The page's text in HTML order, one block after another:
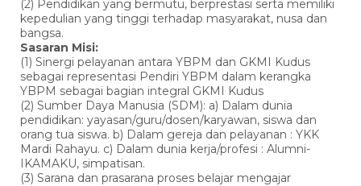
(2) Pendidikan yang bermutu, berprestasi serta memiliki
kepedulian yang tinggi terhadap masyarakat, nusa dan
bangsa.
Sasaran Misi:
(1) Sinergi pelayanan antara YBPM dan GKMI Kudus
sebagai representasi Pendiri YBPM dalam kerangka
YBPM sebagai bagian integral GKMI Kudus
(2) Sumber Daya Manusia (SDM): a) Dalam dunia
pendidikan: yayasan/guru/dosen/karyawan, siswa dan
orang tua siswa. b) Dalam gereja dan pelayanan : YKK
Mardi Rahayu. c) Dalam dunia kerja/profesi : Alumni-
IKAMAKU, simpatisan.
(3) Sarana dan prasarana proses belajar mengajar